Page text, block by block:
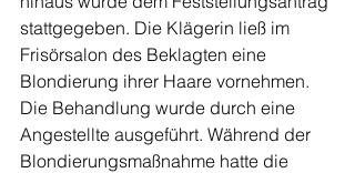
stattgegeben. Die Klägerin ließ im
Frisörsalon des Beklagten eine
Blondierung ihrer Haare vornehmen.
Die Behandlung wurde durch eine
Angestellte ausgeführt. Während der
Blondierungsmaßnahme hatte die